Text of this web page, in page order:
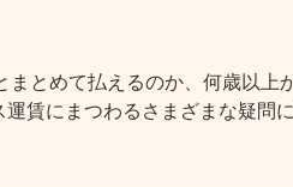
とめて払えるのか、何歳以上
賃にまつわるさまざまな疑問に